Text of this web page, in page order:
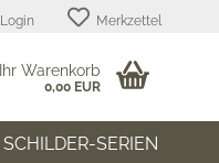
Login Merkzettel
Ihr Warenkorb
0,00 EUR
SCHILDER-SERIEN